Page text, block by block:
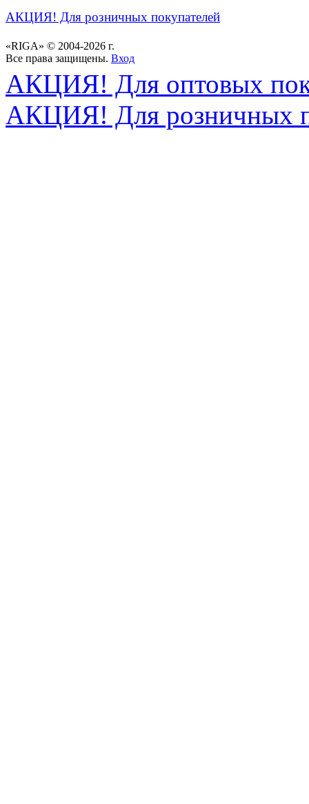
АКЦИЯ! Для розничных покупателей
«RIGA» © 2004-2026 г.
Все права защищены. Вход
АКЦИЯ! Для оптовых
АКЦИЯ! Для розничных